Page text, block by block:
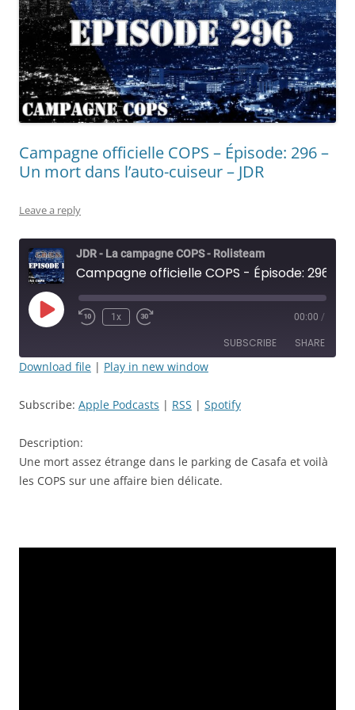
Campagne officielle COPS – Épisode: 296 –
Un mort dans l’auto-cuiseur – JDR
Leave a reply
JDR - La campagne COPS - Rolisteam
Play
Episode
Rewind
1x
Fast
seconds
00:00 /
SUBSCRIBE SHARE
RSS FEED
EMBED
Download file | Play in new window
Subscribe: Apple Podcasts | RSS | Spotify
Description:
Une mort assez étrange dans le parking de Casafa et voilà
les COPS sur une affaire bien délicate.